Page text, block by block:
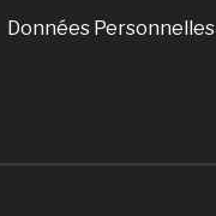
Données Personnelles